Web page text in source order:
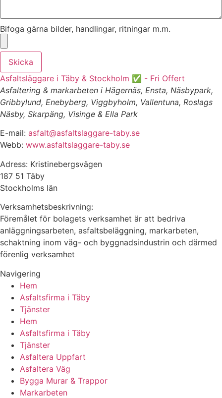
Bifoga gärna bilder, handlingar, ritningar m.m.
Skicka
Asfaltsläggare i Täby & Stockholm ✅ - Fri Offert
Asfaltering & markarbeten i Hägernäs, Ensta, Näsbypark,
Gribbylund, Enebyberg, Viggbyholm, Vallentuna, Roslags
Näsby, Skarpäng, Visinge & Ella Park
E-mail: asfalt@asfaltslaggare-taby.se
Webb: www.asfaltslaggare-taby.se
Adress: Kristinebergsvägen
187 51 Täby
Stockholms län
Verksamhetsbeskrivning:
Föremålet för bolagets verksamhet är att bedriva
anläggningsarbeten, asfaltsbeläggning, markarbeten,
schaktning inom väg- och byggnadsindustrin och därmed
förenlig verksamhet
Navigering
Hem
Asfaltsfirma i Täby
Tjänster
Hem
Asfaltsfirma i Täby
Tjänster
Asfaltera Uppfart
Asfaltera Väg
Bygga Murar & Trappor
Markarbeten